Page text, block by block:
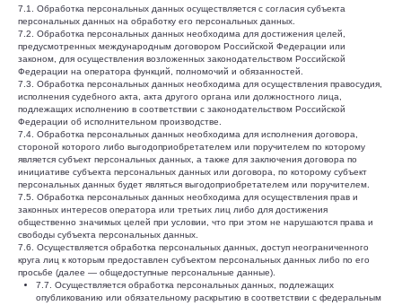
7.1. Обработка персональных данных осуществляется с согласия субъекта
персональных данных на обработку его персональных данных.
7.2. Обработка персональных данных необходима для достижения целей,
предусмотренных международным договором Российской Федерации или
законом, для осуществления возложенных законодательством Российской
Федерации на оператора функций, полномочий и обязанностей.
7.3. Обработка персональных данных необходима для осуществления правосудия,
исполнения судебного акта, акта другого органа или должностного лица,
подлежащих исполнению в соответствии с законодательством Российской
Федерации об исполнительном производстве.
7.4. Обработка персональных данных необходима для исполнения договора,
стороной которого либо выгодоприобретателем или поручителем по которому
является субъект персональных данных, а также для заключения договора по
инициативе субъекта персональных данных или договора, по которому субъект
персональных данных будет являться выгодоприобретателем или поручителем.
7.5. Обработка персональных данных необходима для осуществления прав и
законных интересов оператора или третьих лиц либо для достижения
общественно значимых целей при условии, что при этом не нарушаются права и
свободы субъекта персональных данных.
7.6. Осуществляется обработка персональных данных, доступ неограниченного
круга лиц к которым предоставлен субъектом персональных данных либо по его
просьбе (далее — общедоступные персональные данные).
7.7. Осуществляется обработка персональных данных, подлежащих
опубликованию или обязательному раскрытию в соответствии с федеральным